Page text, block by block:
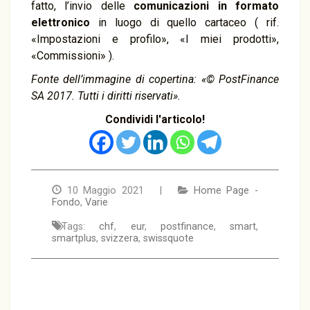
fatto, l’invio delle comunicazioni in formato
elettronico in luogo di quello cartaceo ( rif.
«Impostazioni e profilo», «I miei prodotti»,
«Commissioni» ).
Fonte dell’immagine di copertina: «© PostFinance
SA 2017. Tutti i diritti riservati».
Condividi l'articolo!
10 Maggio 2021 |
Home Page -
Fondo, Varie
Tags:chf, eur, postfinance, smart,
smartplus, svizzera, swissquote